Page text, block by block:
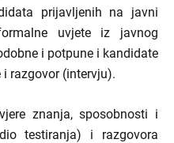
prijavljenih na javni
uvjete iz javnog
i potpune i kandidate
razgovor (intervju).
znanja, sposobnosti i
testiranja) i razgovora